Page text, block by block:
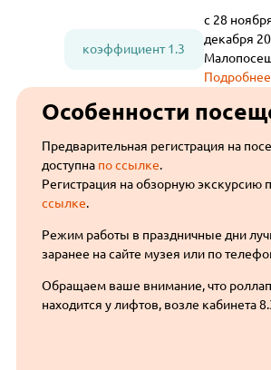
коэффициент 1.3
с 28
декабря
Подробнее
Особенности
Предварительная регистрация на
доступна по ссылке.
Регистрация на обзорную экскурсию
ссылке.
Режим работы в праздничные дни
заранее на сайте музея или по
Обращаем ваше внимание, что
находится у лифтов, возле кабинета